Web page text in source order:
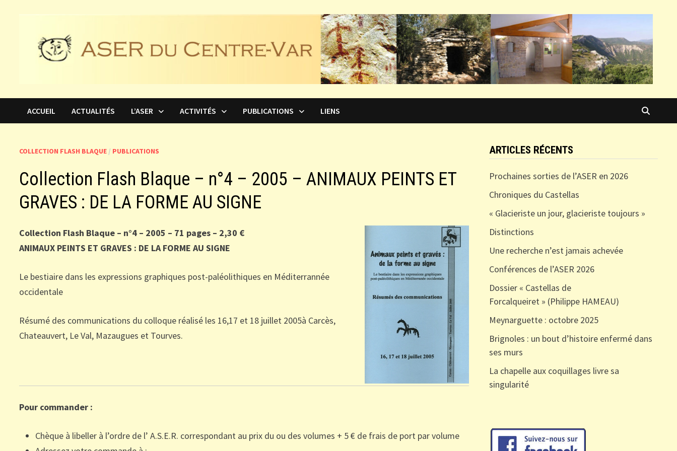
ACCUEIL ACTUALITÉS L’ASER ACTIVITÉS PUBLICATIONS LIENS
COLLECTION FLASH BLAQUE / PUBLICATIONS
Collection Flash Blaque – n°4 – 2005 – ANIMAUX PEINTS ET
GRAVES : DE LA FORME AU SIGNE
Collection Flash Blaque – n°4 – 2005 – 71 pages – 2,30 €
ANIMAUX PEINTS ET GRAVES : DE LA FORME AU SIGNE
Le bestiaire dans les expressions graphiques post-paléolithiques en Méditerrannée
occidentale
Résumé des communications du colloque réalisé les 16,17 et 18 juillet 2005à Carcès,
Chateauvert, Le Val, Mazaugues et Tourves.
Pour commander :
Chèque à libeller à l’ordre de l’ A.S.E.R. correspondant au prix du ou des volumes + 5 € de frais de port par volume
ARTICLES RÉCENTS
Prochaines sorties de l’ASER en 2026
Chroniques du Castellas
« Glacieriste un jour, glacieriste toujours »
Distinctions
Une recherche n’est jamais achevée
Conférences de l’ASER 2026
Dossier « Castellas de
Forcalqueiret » (Philippe HAMEAU)
Meynarguette : octobre 2025
Brignoles : un bout d’histoire enfermé dans
ses murs
La chapelle aux coquillages livre sa
singularité